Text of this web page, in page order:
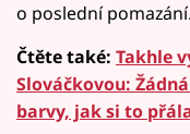
o poslední pomazání.
Čtěte také: Takhle
Slováčkovou:
barvy, jak si to